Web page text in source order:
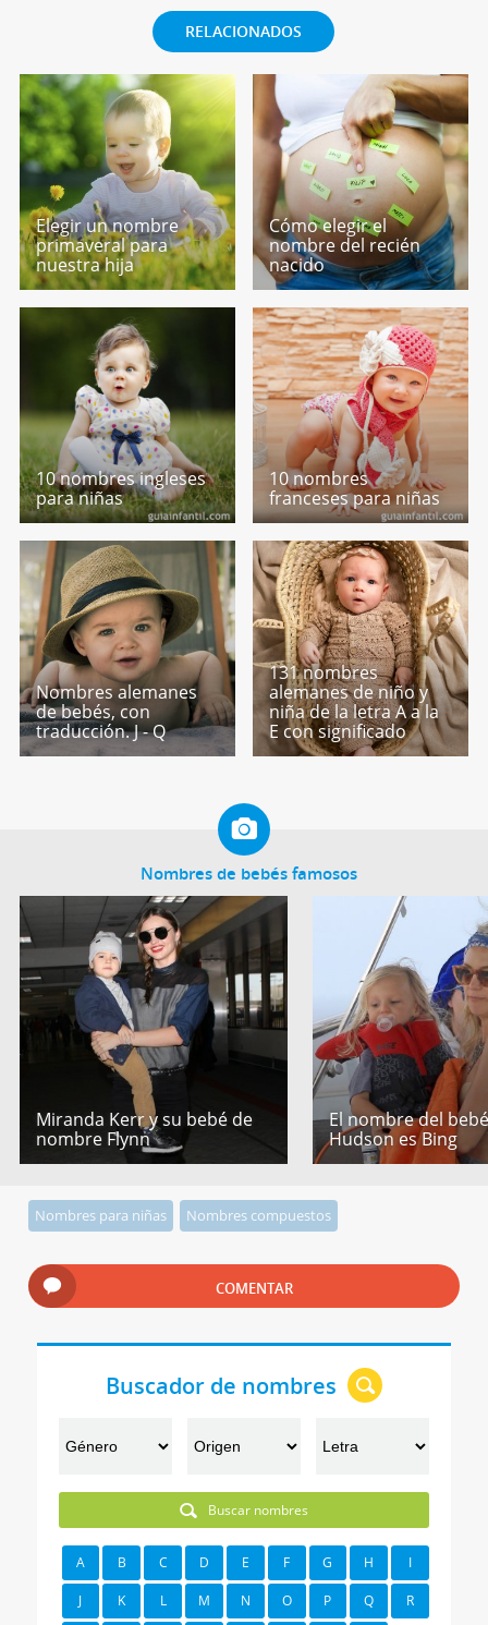
RELACIONADOS
Elegir un nombre
primaveral para
nuestra hija
Cómo elegir el
nombre del recién
nacido
10 nombres ingleses
para niñas
10 nombres
franceses para niñas
Nombres alemanes
de bebés, con
traducción. J - Q
131 nombres
alemanes de niño y
niña de la letra A a la
E con significado
Nombres de bebés famosos
Miranda Kerr y su bebé de
nombre Flynn
El nombre del
Hudson es Bing
Nombres para niñas Nombres compuestos
COMENTAR
Buscador de nombres
Buscar nombres
A B C D E F G H I
J K L M N O P Q R